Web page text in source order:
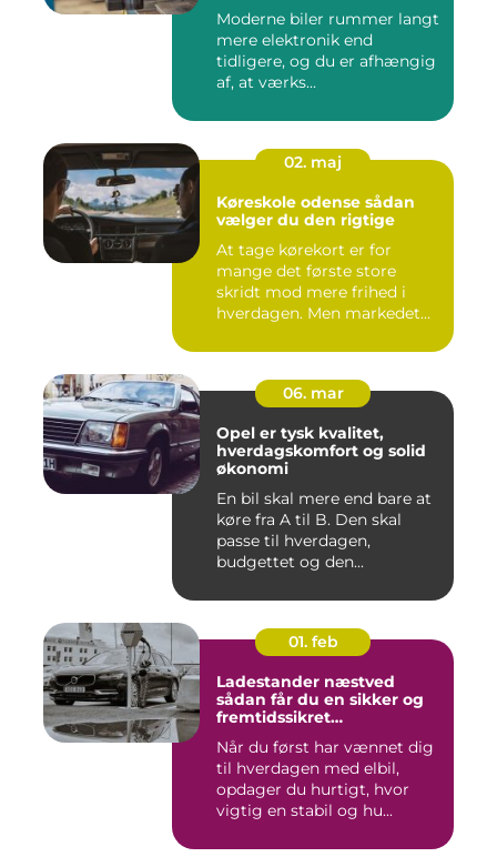
Moderne biler rummer langt
mere elektronik end
tidligere, og du er afhængig
af, at værks...
02. maj
Køreskole odense sådan
vælger du den rigtige
At tage kørekort er for
mange det første store
skridt mod mere frihed i
hverdagen. Men markedet
06. mar
Opel er tysk kvalitet,
hverdagskomfort og solid
økonomi
En bil skal mere end bare at
køre fra A til B. Den skal
passe til hverdagen,
budgettet og den...
01. feb
Ladestander næstved
sådan får du en sikker og
fremtidssikret
Når du først har vænnet dig
til hverdagen med elbil,
opdager du hurtigt, hvor
vigtig en stabil og hu...